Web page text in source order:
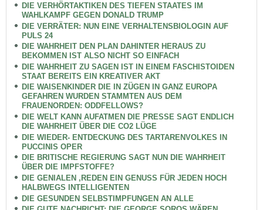
DIE VERHÖRTAKTIKEN DES TIEFEN STAATES IM
WAHLKAMPF GEGEN DONALD TRUMP
DIE VERRÄTER: NUN EINE VERHALTENSBIOLOGIN AUF
PULS 24
DIE WAHRHEIT DEN PLAN DAHINTER HERAUS ZU
BEKOMMEN IST ALSO NICHT SO EINFACH
DIE WAHRHEIT ZU SAGEN IST IN EINEM FASCHISTOIDEN
STAAT BEREITS EIN KREATIVER AKT
DIE WAISENKINDER DIE IN ZÜGEN IN GANZ EUROPA
GEFAHREN WURDEN STAMMTEN AUS DEM
FRAUENORDEN: ODDFELLOWS?
DIE WELT KANN AUFATMEN DIE PRESSE SAGT ENDLICH
DIE WAHRHEIT ÜBER DIE CO2 LÜGE
DIE WIEDER- ENTDECKUNG DES TARTARENVOLKES IN
PUCCINIS OPER
DIE BRITISCHE REGIERUNG SAGT NUN DIE WAHRHEIT
ÜBER DIE IMPFSTOFFE?
DIE GENIALEN ,REDEN EIN GENUSS FÜR JEDEN HOCH
HALBWEGS INTELLIGENTEN
DIE GESUNDEN SELBSTIMPFUNGEN AN ALLE